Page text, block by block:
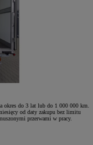
okres do 3 lat lub do 1 000 000 km.
od daty zakupu bez limitu
przerwami w pracy.